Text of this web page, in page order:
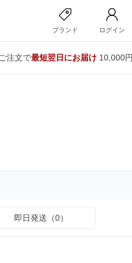
ブランド ログイン
注文で最短翌日にお届け10,000
即日発送（0）